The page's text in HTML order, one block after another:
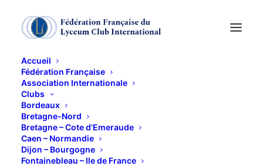
Accueil
Fédération Française
Association Internationale
Clubs
Bordeaux
Bretagne-Nord
Bretagne – Cote d’Emeraude
Caen – Normandie
Dijon – Bourgogne
Fontainebleau – Ile de France
La définition du
bonheur de Catherine
Cusset